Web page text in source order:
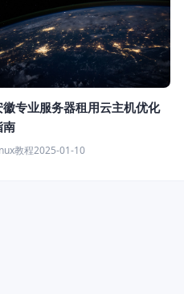
徽专业服务器租用云主机优化
南
教程2025-01-10